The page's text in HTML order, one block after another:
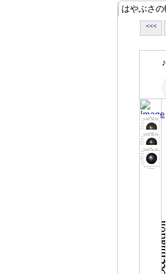
はやぶさ
<<<